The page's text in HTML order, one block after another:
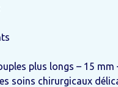
plus longs – 15 mm
soins chirurgicaux